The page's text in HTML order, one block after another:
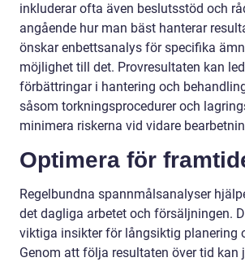
inkluderar ofta även beslutsstöd och
angående hur man bäst hanterar
önskar enbettsanalys för specifika
möjlighet till det. Provresultaten kan
förbättringar i hantering och
såsom torkningsprocedurer och
minimera riskerna vid vidare
Optimera för
Regelbundna spannmålsanalyser
det dagliga arbetet och försäljningen.
viktiga insikter för långsiktig planering
Genom att följa resultaten över tid kan